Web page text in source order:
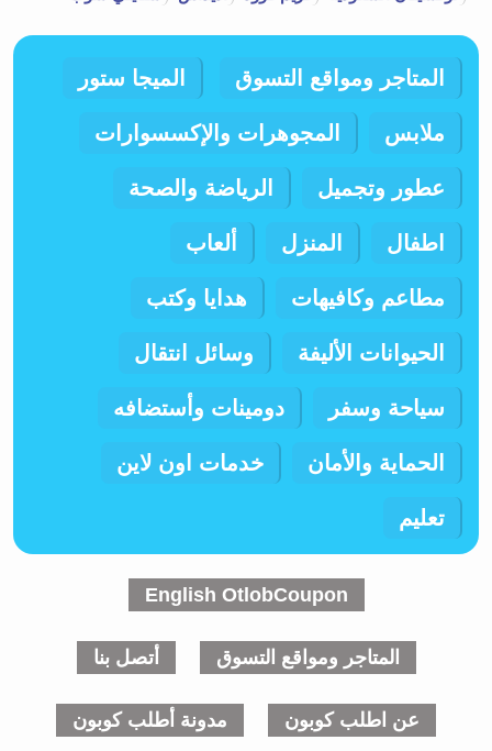
المتاجر ومواقع التسوق الميجا ستور
ملابس المجوهرات والإكسسوارات
عطور وتجميل الرياضة والصحة
اطفال المنزل ألعاب
مطاعم وكافيهات هدايا وكتب
الحيوانات الأليفة وسائل انتقال
سياحة وسفر دومينات وأستضافه
الحماية والأمان خدمات اون لاين
تعليم
English OtlobCoupon
المتاجر ومواقع التسوق أتصل بنا
عن اطلب كوبون مدونة أطلب كوبون